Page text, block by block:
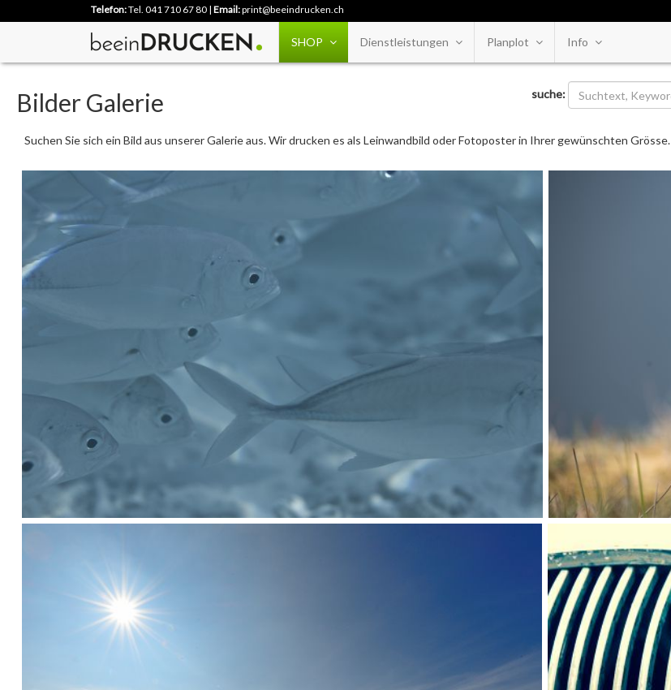
Telefon:Tel. 041 710 67 80 | Email:print@beeindrucken.ch
SHOP Dienstleistungen Planplot Info
Bilder Galerie suche:
Suchen Sie sich ein Bild aus unserer Galerie aus. Wir drucken es als Leinwandbild oder Fotoposter in Ihrer gewünschten Grösse.